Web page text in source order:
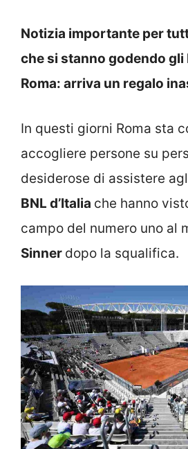
Notizia importante per
che si stanno godendo
Roma: arriva un regalo
In questi giorni Roma sta
accogliere persone su
desiderose di assistere
BNL d’Italia che hanno
campo del numero uno al
Sinner dopo la squalifica.